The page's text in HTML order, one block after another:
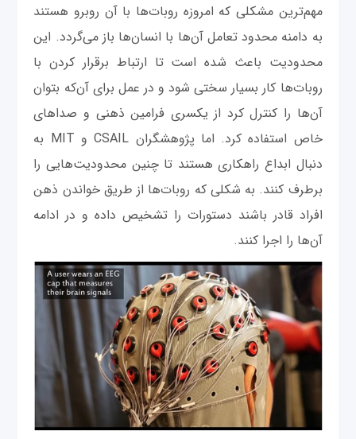
مهم‌ترین مشکلی که امروزه روبات‌ها با آن روبرو هستند
به دامنه محدود تعامل آن‌ها با انسان‌ها باز می‌گردد. این
محدودیت باعث شده است تا ارتباط برقرار کردن با
روبات‌ها کار بسیار سختی شود و در عمل برای آن‌که بتوان
آن‌ها را کنترل کرد از یکسری فرامین ذهنی و صداهای
خاص استفاده کرد. اما پژوهشگران CSAIL و MIT به
دنبال ابداع راهکاری هستند تا چنین محدودیت‌هایی را
برطرف کنند. به شکلی که روبات‌ها از طریق خواندن ذهن
افراد قادر باشند دستورات را تشخیص داده و در ادامه
آن‌ها را اجرا کنند.